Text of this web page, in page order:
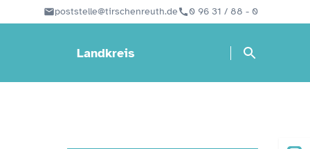
poststelle@tirschenreuth.de 0 96 31 / 88 - 0
Landkreis